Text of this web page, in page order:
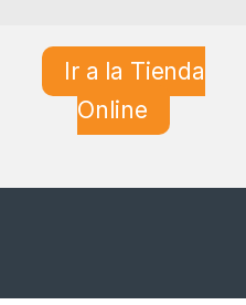
Ir a la Tienda
Online